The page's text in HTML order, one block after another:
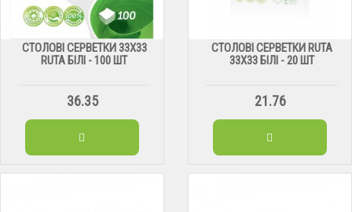
СТОЛОВІ СЕРВЕТКИ 33X33
RUTA БІЛІ - 100 ШТ
36.35
СТОЛОВІ СЕРВЕТКИ RUTA
33Х33 БІЛІ - 20 ШТ
21.76